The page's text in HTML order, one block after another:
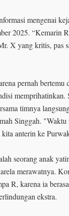
mengenai
2025. “Kemarin
X yang kritis, pas
pernah bertemu
memprihatinkan.
timnya
Singgah.
anterin ke
seorang anak
merawatnya.
R, karena ia
ekstra.